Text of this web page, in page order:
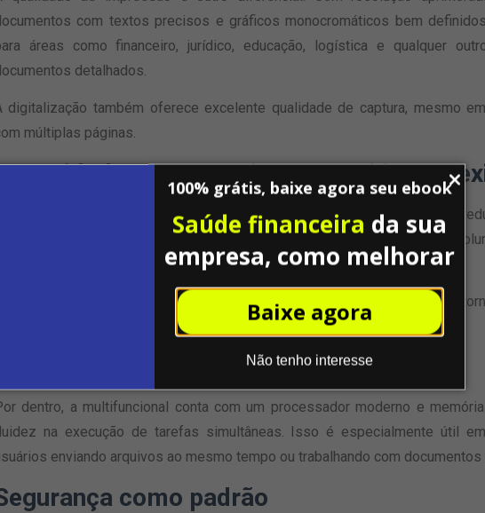
100% grátis, baixe agora seu ebook
Saúde financeira da sua
empresa, como melhorar
Baixe agora
Não tenho interesse
com textos precisos e gráficos monocromáticos bem
áreas como financeiro, jurídico, educação, logística e qualquer
detalhados.
digitalização também oferece excelente qualidade de captura, mesmo
múltiplas páginas.
e autonomia para ambientes
MA5500ifx possui bandejas com excelente capacidade de papel,
constante. Para empresas que operam com grandes
e mais produtividade.
disso, é possível expandir a capacidade com bandejas adicionais,
preparado para crescer junto com a demanda da empresa.
interno poderoso
dentro, a multifuncional conta com um processador moderno e
na execução de tarefas simultâneas. Isso é especialmente útil
enviando arquivos ao mesmo tempo ou trabalhando com
como padrão